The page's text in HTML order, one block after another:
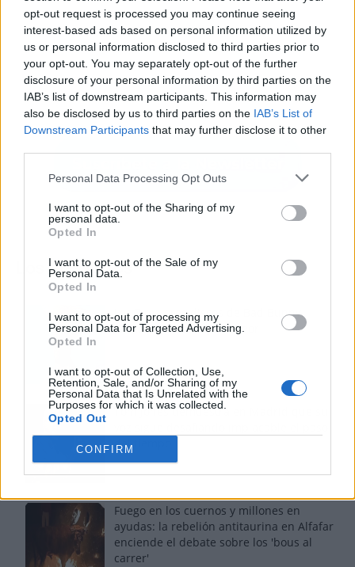
opt-out request is processed you may continue seeing
interest-based ads based on personal information utilized by
us or personal information disclosed to third parties prior to
your opt-out. You may separately opt-out of the further
disclosure of your personal information by third parties on the
IAB’s list of downstream participants. This information may
also be disclosed by us to third parties on the IAB’s List of
Downstream Participants that may further disclose it to other
Personal Data Processing Opt Outs
I want to opt-out of the Sharing of my
personal data.
Opted In
I want to opt-out of the Sale of my
Personal Data.
Opted In
I want to opt-out of processing my
Personal Data for Targeted Advertising.
Opted In
I want to opt-out of Collection, Use,
Retention, Sale, and/or Sharing of my
Personal Data that Is Unrelated with the
Purposes for which it was collected.
Opted Out
CONFIRM
Los más vistos
Los 7 mejores discos de Bad Bunny,
ordenados de mejor a peor
Tom Jones demuestra en Madrid que su
del tiempo
Fuego en los cuernos y millones en
ayudas: la rebelión antitaurina en Alfafar
enciende el debate sobre los 'bous al
carrer'